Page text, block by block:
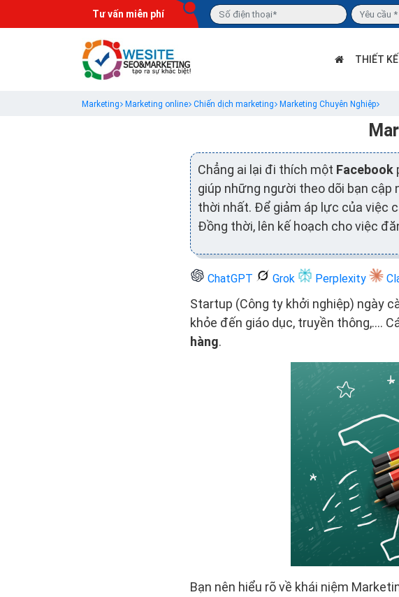
Tư vấn miễn phí
THIẾT KẾ
Marketing Marketing online Chiến dịch marketing Marketing Chuyên Nghiệp
Chẳng ai lại đi thích một Facebook
giúp những người theo dõi bạn
thời nhất. Để giảm áp lực của việc
Đồng thời, lên kế hoạch cho việc
ChatGPT Grok Perplexity
Startup (Công ty khởi nghiệp) ngày
khỏe đến giáo dục, truyền thông,….
hàng.
Bạn nên hiểu rõ về khái niệm